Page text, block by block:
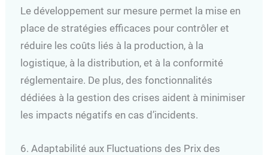
Le développement sur mesure permet la mise en
place de stratégies efficaces pour contrôler et
réduire les coûts liés à la production, à la
logistique, à la distribution, et à la conformité
réglementaire. De plus, des fonctionnalités
dédiées à la gestion des crises aident à minimiser
les impacts négatifs en cas d’incidents.
6. Adaptabilité aux Fluctuations des Prix des